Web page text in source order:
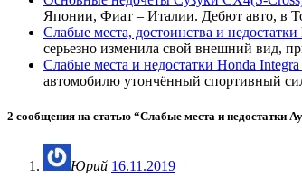
Японии, Фиат – Италии. Дебют авто, в
Слабые места, достоинства и
серьезно изменила свой внешний вид,
Слабые места и недостатки Honda
автомобилю утончённый спортивный
2 сообщения на статью “Слабые места и недостатки
Юрий 16.11.2019